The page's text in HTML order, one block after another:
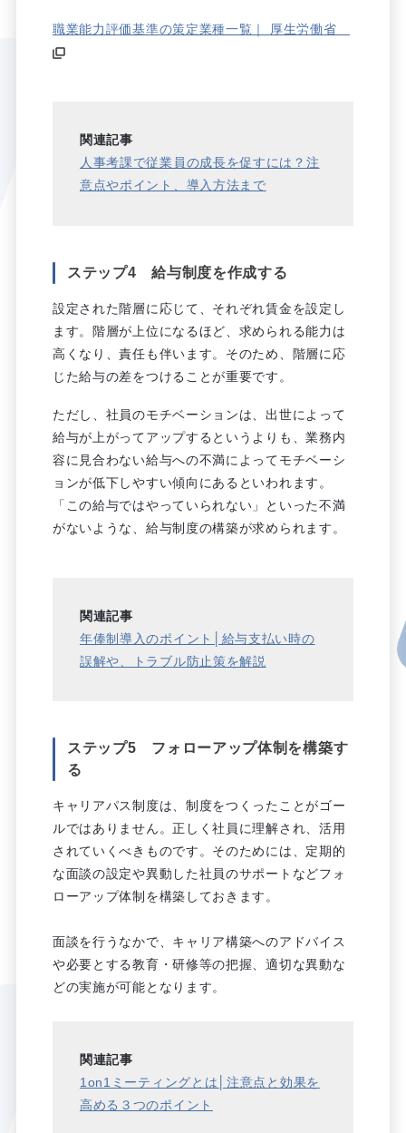
職業能力評価基準の策定業種一覧｜ 厚生労働省
関連記事
人事考課で従業員の成長を促すには？注
意点やポイント、導入方法まで
ステップ4 給与制度を作成する
設定された階層に応じて、それぞれ賃金を設定し
ます。階層が上位になるほど、求められる能力は
高くなり、責任も伴います。そのため、階層に応
じた給与の差をつけることが重要です。
ただし、社員のモチベーションは、出世によって
給与が上がってアップするというよりも、業務内
容に見合わない給与への不満によってモチベーシ
ョンが低下しやすい傾向にあるといわれます。
「この給与ではやっていられない」といった不満
がないような、給与制度の構築が求められます。
関連記事
年俸制導入のポイント│給与支払い時の
誤解や、トラブル防止策を解説
ステップ5 フォローアップ体制を構築す
る
キャリアパス制度は、制度をつくったことがゴー
ルではありません。正しく社員に理解され、活用
されていくべきものです。そのためには、定期的
な面談の設定や異動した社員のサポートなどフォ
ローアップ体制を構築しておきます。
面談を行うなかで、キャリア構築へのアドバイス
や必要とする教育・研修等の把握、適切な異動な
どの実施が可能となります。
関連記事
1on1ミーティングとは│注意点と効果を
高める３つのポイント